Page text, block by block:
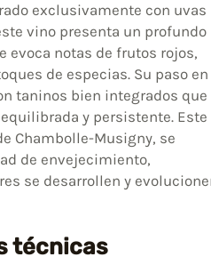
exclusivamente con uvas
vino presenta un profundo
evoca notas de frutos rojos,
de especias. Su paso en
taninos bien integrados que
y persistente. Este
Chambolle-Musigny, se
de envejecimiento,
se desarrollen y
técnicas